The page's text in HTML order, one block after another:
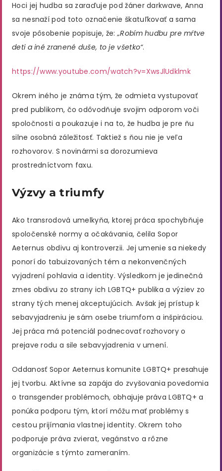
Hoci jej hudba sa zaraďuje pod žáner darkwave, Anna
sa nesnaží pod toto označenie škatuľkovať a sama
svoje pôsobenie popisuje, že:„Robím hudbu pre mŕtve
deti a iné zranené duše, to je všetko“.
https://www.youtube.com/watch?v=XwsJlUdklmk
Okrem iného je známa tým, že odmieta vystupovať
pred publikom, čo odôvodňuje svojim odporom voči
spoločnosti a poukazuje i na to, že hudba je pre ňu
silne osobná záležitosť. Taktiež s ňou nie je veľa
rozhovorov. S novinármi sa dorozumieva
prostredníctvom faxu.
Výzvy a triumfy
Ako transrodová umelkyňa, ktorej práca spochybňuje
spoločenské normy a očakávania, čelila Sopor
Aeternus obdivu aj kontroverzii. Jej umenie sa niekedy
ponorí do tabuizovaných tém a nekonvenčných
vyjadrení pohlavia a identity. Výsledkom je jedinečná
zmes obdivu zo strany ich LGBTQ+ publika a výziev zo
strany tých menej akceptujúcich. Avšak jej prístup k
sebavyjadreniu je sám osebe triumfom a inšpiráciou.
Jej práca má potenciál podnecovať rozhovory o
prejave rodu a sile sebavyjadrenia v umení.
Oddanosť Sopor Aeternus komunite LGBTQ+ presahuje
jej tvorbu. Aktívne sa zapája do zvyšovania povedomia
o transgender problémoch, obhajuje práva LGBTQ+ a
ponúka podporu tým, ktorí môžu mať problémy s
cestou prijímania vlastnej identity. Okrem toho
podporuje práva zvierat, vegánstvo a rôzne
organizácie s týmto zameraním.